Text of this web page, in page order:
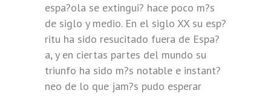
espa?ola se extingui? hace poco m?s
de siglo y medio. En el siglo XX su esp?
ritu ha sido resucitado fuera de Espa?
a, y en ciertas partes del mundo su
triunfo ha sido m?s notable e instant?
neo de lo que jam?s pudo esperar